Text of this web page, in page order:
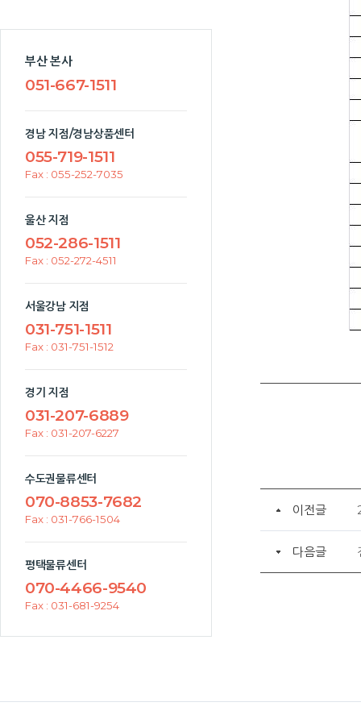
부산 본사
051-667-1511
경남 지점/경남상품센터
055-719-1511
Fax : 055-252-7035
울산 지점
052-286-1511
Fax : 052-272-4511
서울강남 지점
031-751-1511
Fax : 031-751-1512
경기 지점
031-207-6889
Fax : 031-207-6227
수도권물류센터
070-8853-7682
Fax : 031-766-1504
평택물류센터
070-4466-9540
Fax : 031-681-9254
이전글
다음글